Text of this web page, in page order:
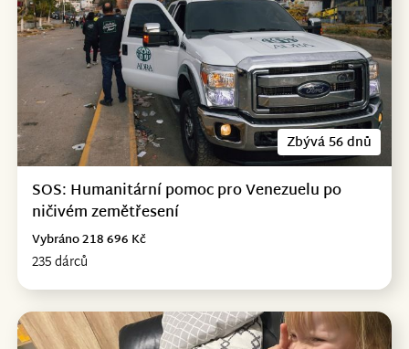
Zbývá 56 dnů
SOS: Humanitární pomoc pro Venezuelu po
ničivém zemětřesení
235 dárců
Vybráno 218 696 Kč